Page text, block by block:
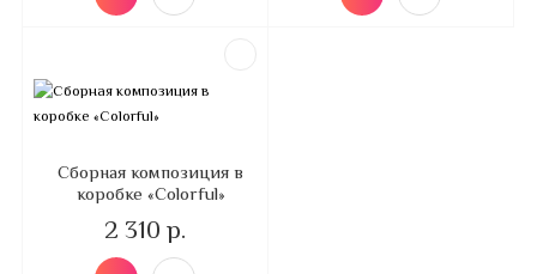
Сборная композиция в
коробке «Colorful»
2 310 р.